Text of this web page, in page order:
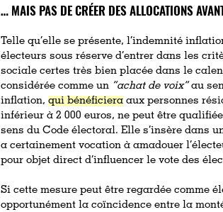
… MAIS PAS DE CRÉER DES ALLOCATIONS
Telle qu’elle se présente, l’indemnité
électeurs sous réserve d’entrer dans les
sociale certes très bien placée dans le
considérée comme un “achat de voix”au
inflation,qui bénéficiera aux personnes
inférieur à 2 000 euros, ne peut être
sens du Code électoral. Elle s’insère dans
a certainement vocation à amadouer
pour objet direct d’influencer le vote des
Si cette mesure peut être regardée comme
opportunément la coïncidence entre la